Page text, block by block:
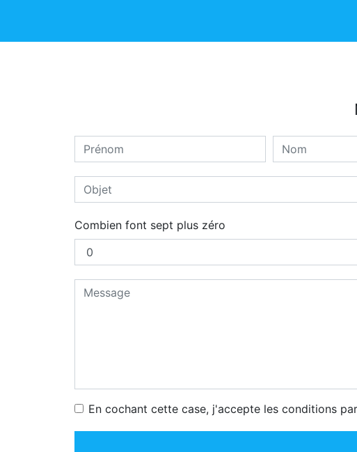
Combien font sept plus zéro
En cochant cette case, j'accepte les conditions